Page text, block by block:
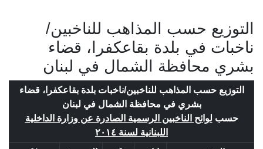
التوزيع حسب المذاهب للناخبين/
ناخبات في بلدة بقاعكفرا، قضاء
بشري محافظة الشمال في لبنان
التوزيع حسب المذاهب للناخبين/ناخبات بلدة بقاعكفرا، قضاء
بشري في محافظة الشمال في لبنان
حسب لوائح الناخبين الرسمية الصادرة عن وزارة الداخلية
اللبنانية لسنة ٢٠١٤